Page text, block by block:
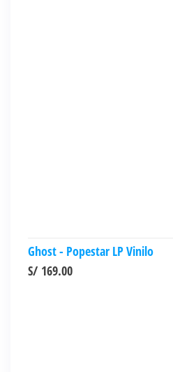
Ghost - Popestar LP Vinilo
S/ 169.00